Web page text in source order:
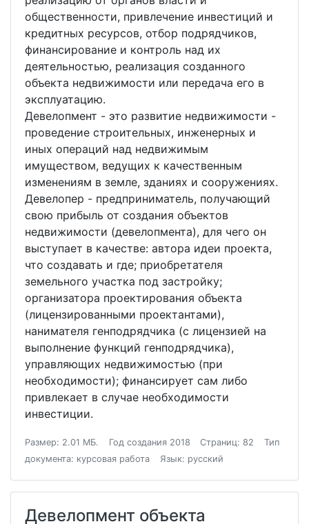
общественности, привлечение инвестиций и
кредитных ресурсов, отбор подрядчиков,
финансирование и контроль над их
деятельностью, реализация созданного
объекта недвижимости или передача его в
эксплуатацию.
Девелопмент - это развитие недвижимости -
проведение строительных, инженерных и
иных операций над недвижимым
имуществом, ведущих к качественным
изменениям в земле, зданиях и сооружениях.
Девелопер - предприниматель, получающий
свою прибыль от создания объектов
недвижимости (девелопмента), для чего он
выступает в качестве: автора идеи проекта,
что создавать и где; приобретателя
земельного участка под застройку;
организатора проектирования объекта
(лицензированными проектантами),
нанимателя генподрядчика (с лицензией на
выполнение функций генподрядчика),
управляющих недвижимостью (при
необходимости); финансирует сам либо
привлекает в случае необходимости
инвестиции.
Размер: 2.01 МБ. Год создания 2018 Страниц: 82
Тип
документа: курсовая работа
Язык: русский
Девелопмент объекта